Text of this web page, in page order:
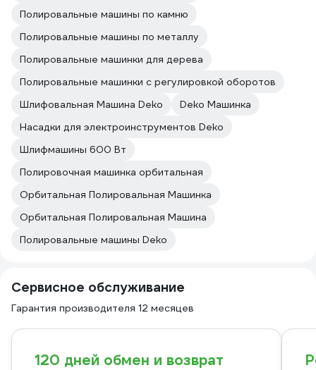
Полировальные машины по камню
Полировальные машины по металлу
Полировальные машинки для дерева
Полировальные машинки с регулировкой оборотов
Шлифовальная Машина Deko
Deko Машинка
Насадки для электроинструментов Deko
Шлифмашины 600 Вт
Полировочная машинка орбитальная
Орбитальная Полировальная Машинка
Орбитальная Полировальная Машина
Полировальные машины Deko
Сервисное обслуживание
Гарантия производителя 12 месяцев
120 дней обмен и возврат